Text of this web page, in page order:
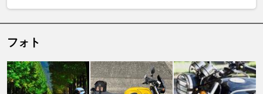
フォト